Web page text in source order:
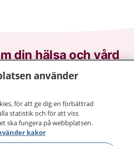
din hälsa och vård
om hälsa och information om
du kan kontakta.
journal och göra dina
1177 för
runt.
vill må bättre.
använder
för att ge dig en förbättrad
statistik och för att viss
ska fungera på webbplatsen.
kakor